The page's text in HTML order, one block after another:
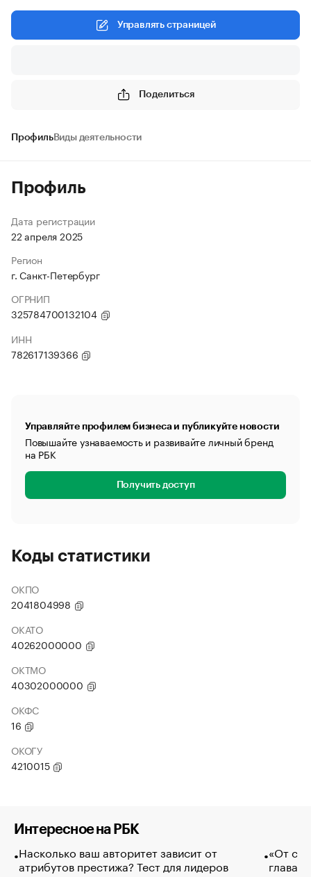
Управлять страницей
Поделиться
ПрофильВиды деятельности
Профиль
Дата регистрации
22 апреля 2025
Регион
г. Санкт-Петербург
ОГРНИП
325784700132104
ИНН
782617139366
Управляйте профилем бизнеса и публикуйте новости
Повышайте узнаваемость и развивайте личный бренд
на РБК
Получить доступ
Коды статистики
ОКПО
2041804998
ОКАТО
40262000000
ОКТМО
40302000000
ОКФС
16
ОКОГУ
4210015
Интересное на РБК
Насколько ваш авторитет зависит от
атрибутов престижа? Тест для лидеров
«От
глава